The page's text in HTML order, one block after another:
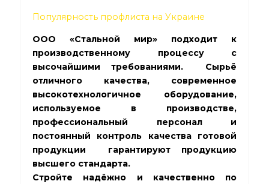
Популярность профлиста на Украине
ООО «Стальной мир» подходит к
производственному процессу с
высочайшими требованиями. Сырьё
отличного качества, современное
высокотехнологичное оборудование,
используемое в производстве,
профессиональный персонал и
постоянный контроль качества готовой
продукции гарантируют продукцию
высшего стандарта.
Стройте надёжно и качественно по